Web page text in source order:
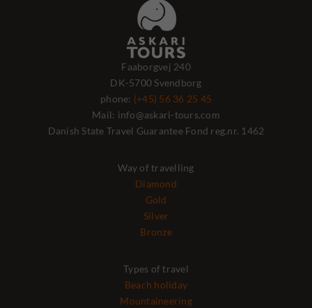
Faaborgvej 240
DK-5700 Svendborg
phone: (+45) 56 36 25 45
Mail: info@askari-tours.com
Danish State Travel Guarantee Fond reg.nr. 1462
Way of travelling
Diamond
Gold
Silver
Bronze
Types of travel
Beach holiday
Mountaineering